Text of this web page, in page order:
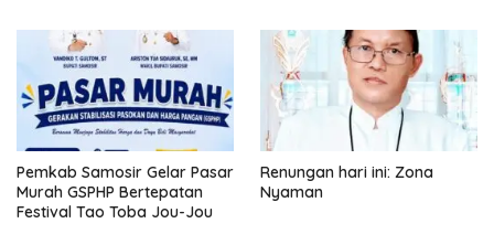
YANG DITERIMA
Pemkab Samosir Gelar Pasar
Murah GSPHP Bertepatan
Festival Tao Toba Jou-Jou
Renungan hari ini: Zona
Nyaman